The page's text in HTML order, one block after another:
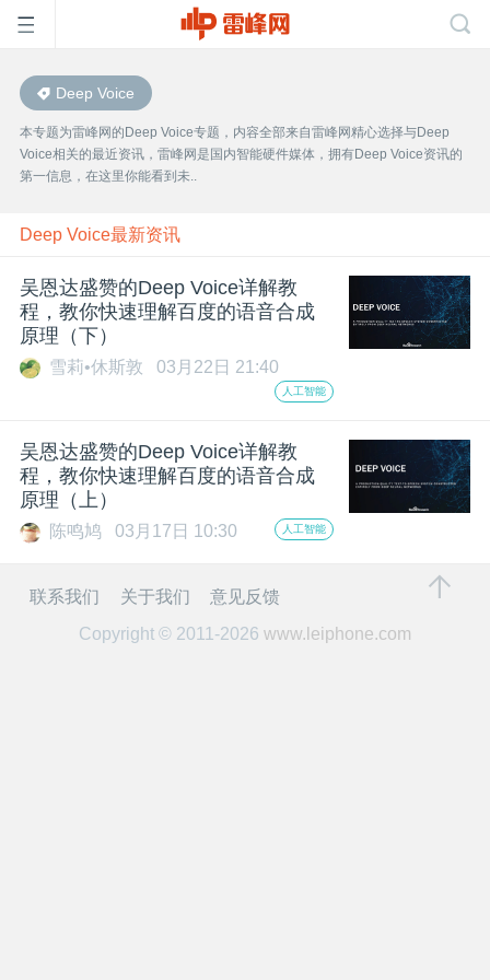
首
页
雷
峰
网
开
活
Deep Voice
本专题为雷峰网的Deep Voice专题，内容全部来自雷峰网精心选择与Deep
Voice相关的最近资讯，雷峰网是国内智能硬件媒体，拥有Deep Voice资讯的
第一信息，在这里你能看到未..
Deep Voice最新资讯
吴恩达盛赞的Deep Voice详解教
程，教你快速理解百度的语音合成
原理（下）
雪莉•休斯敦 03月22日 21:40
人工智能
吴恩达盛赞的Deep Voice详解教
程，教你快速理解百度的语音合成
原理（上）
陈鸣鸠 03月17日 10:30 人工智能
联系我们 关于我们
意见反馈
Copyright © 2011-2026 www.leiphone.com